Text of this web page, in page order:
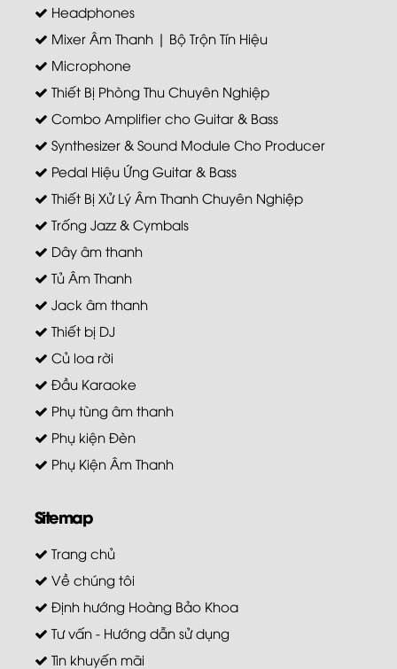
Headphones
Mixer Âm Thanh | Bộ Trộn Tín Hiệu
Microphone
Thiết Bị Phòng Thu Chuyên Nghiệp
Combo Amplifier cho Guitar & Bass
Synthesizer & Sound Module Cho Producer
Pedal Hiệu Ứng Guitar & Bass
Thiết Bị Xử Lý Âm Thanh Chuyên Nghiệp
Trống Jazz & Cymbals
Dây âm thanh
Tủ Âm Thanh
Jack âm thanh
Thiết bị DJ
Củ loa rời
Đầu Karaoke
Phụ tùng âm thanh
Phụ kiện Đèn
Phụ Kiện Âm Thanh
Sitemap
Trang chủ
Về chúng tôi
Định hướng Hoàng Bảo Khoa
Tư vấn - Hướng dẫn sử dụng
Tin khuyến mãi